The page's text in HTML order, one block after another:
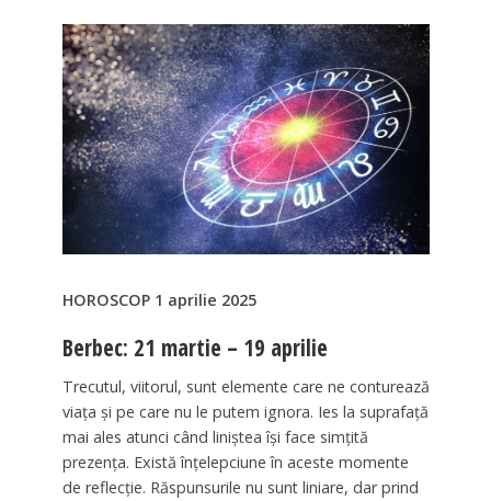
HOROSCOP 1 aprilie 2025
Berbec: 21 martie – 19 aprilie
Trecutul, viitorul, sunt elemente care ne conturează
viața și pe care nu le putem ignora. Ies la suprafață
mai ales atunci când liniștea își face simțită
prezența. Există înțelepciune în aceste momente
de reflecție. Răspunsurile nu sunt liniare, dar prind